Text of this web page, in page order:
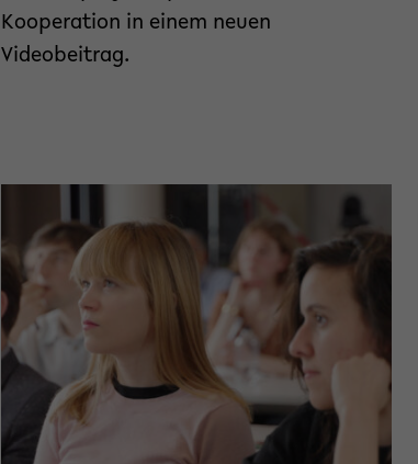
Kooperation in einem neuen
Videobeitrag.